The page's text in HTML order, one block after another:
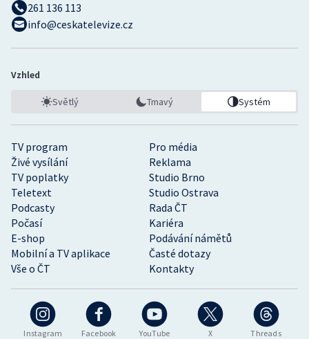
Instagram Facebook YouTube X Threads
TV program
Pro média
Živé vysílání
Reklama
TV poplatky
Studio Brno
Teletext
Studio Ostrava
Podcasty
Rada ČT
Počasí
Kariéra
E-shop
Podávání námětů
Mobilní a TV aplikace
Časté dotazy
Vše o ČT
Kontakty
261 136 113
info@ceskatelevize.cz
Vzhled
Světlý Tmavý Systém